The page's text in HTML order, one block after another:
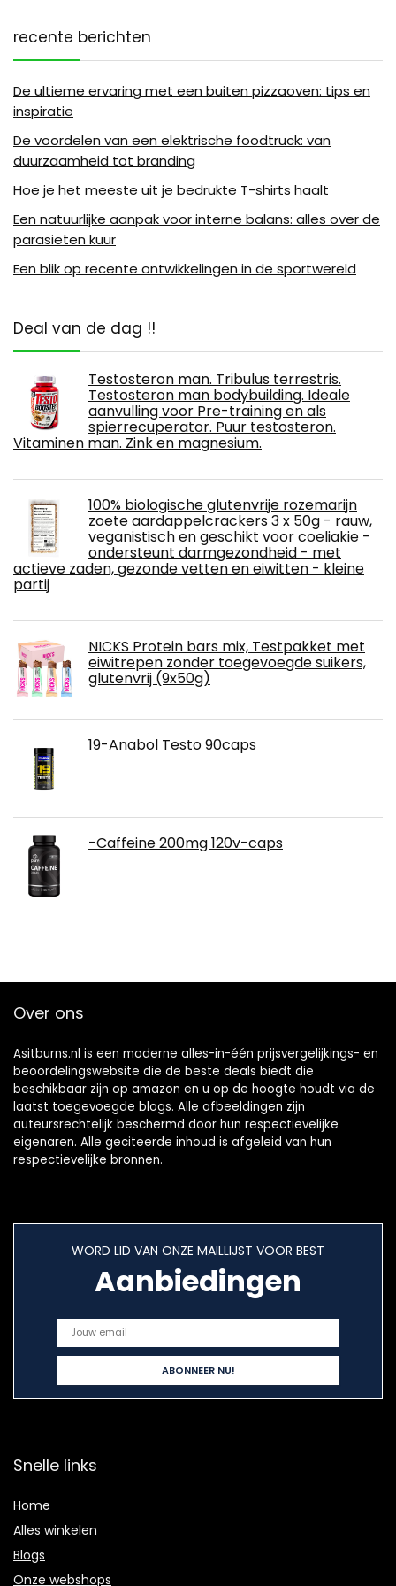
recente berichten
De ultieme ervaring met een buiten pizzaoven: tips en
inspiratie
De voordelen van een elektrische foodtruck: van
duurzaamheid tot branding
Hoe je het meeste uit je bedrukte T-shirts haalt
Een natuurlijke aanpak voor interne balans: alles over de
parasieten kuur
Een blik op recente ontwikkelingen in de sportwereld
Deal van de dag !!
Testosteron man. Tribulus terrestris.
Testosteron man bodybuilding. Ideale
aanvulling voor Pre-training en als
spierrecuperator. Puur testosteron.
Vitaminen man. Zink en magnesium.
100% biologische glutenvrije rozemarijn
zoete aardappelcrackers 3 x 50g - rauw,
veganistisch en geschikt voor coeliakie -
ondersteunt darmgezondheid - met
actieve zaden, gezonde vetten en eiwitten - kleine
partij
NICKS Protein bars mix, Testpakket met
eiwitrepen zonder toegevoegde suikers,
glutenvrij (9x50g)
19-Anabol Testo 90caps
-Caffeine 200mg 120v-caps
Over ons
Asitburns.nl is een moderne alles-in-één prijsvergelijkings- en
beoordelingswebsite die de beste deals biedt die
beschikbaar zijn op amazon en u op de hoogte houdt via de
laatst toegevoegde blogs. Alle afbeeldingen zijn
auteursrechtelijk beschermd door hun respectievelijke
eigenaren. Alle geciteerde inhoud is afgeleid van hun
respectievelijke bronnen.
WORD LID VAN ONZE MAILLIJST VOOR BEST
Aanbiedingen
Snelle links
Home
Alles winkelen
Blogs
Onze webshops